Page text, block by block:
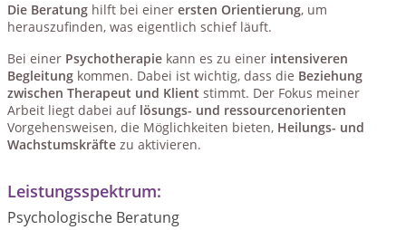
Die Beratung hilft bei einer ersten Orientierung, um
herauszufinden, was eigentlich schief läuft.
Bei einer Psychotherapie kann es zu einer intensiveren
Begleitung kommen. Dabei ist wichtig, dass die Beziehung
zwischen Therapeut und Klient stimmt. Der Fokus meiner
Arbeit liegt dabei auf lösungs- und ressourcenorienten
Vorgehensweisen, die Möglichkeiten bieten, Heilungs- und
Wachstumskräfte zu aktivieren.
Leistungsspektrum:
Psychologische Beratung